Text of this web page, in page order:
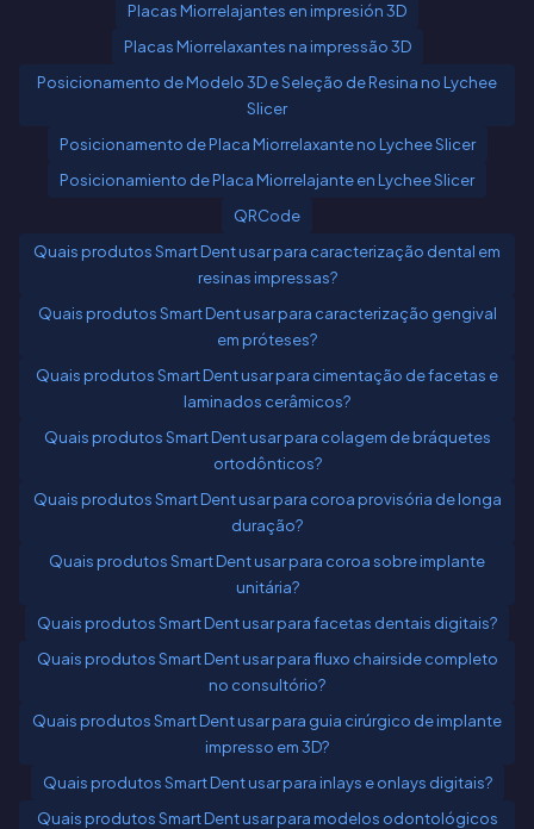
Placas Miorrelajantes en impresión 3D
Placas Miorrelaxantes na impressão 3D
Posicionamento de Modelo 3D e Seleção de Resina no Lychee
Slicer
Posicionamento de Placa Miorrelaxante no Lychee Slicer
Posicionamiento de Placa Miorrelajante en Lychee Slicer
QRCode
Quais produtos Smart Dent usar para caracterização dental em
resinas impressas?
Quais produtos Smart Dent usar para caracterização gengival
em próteses?
Quais produtos Smart Dent usar para cimentação de facetas e
laminados cerâmicos?
Quais produtos Smart Dent usar para colagem de bráquetes
ortodônticos?
Quais produtos Smart Dent usar para coroa provisória de longa
duração?
Quais produtos Smart Dent usar para coroa sobre implante
unitária?
Quais produtos Smart Dent usar para facetas dentais digitais?
Quais produtos Smart Dent usar para fluxo chairside completo
no consultório?
Quais produtos Smart Dent usar para guia cirúrgico de implante
impresso em 3D?
Quais produtos Smart Dent usar para inlays e onlays digitais?
Quais produtos Smart Dent usar para modelos odontológicos